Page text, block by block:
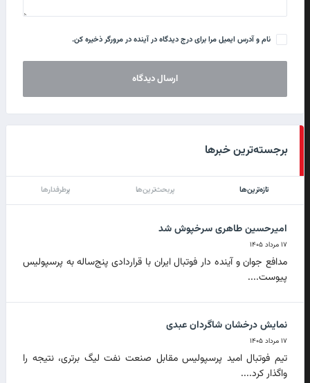
نام و آدرس ایمیل مرا برای درج دیدگاه در آینده در مرورگر ذخیره کن.
برجسته‌ترین خبرها
تازه‌ترین‌ها پربحث‌ترین‌ها پرطرفدارها
امیرحسین طاهری سرخپوش شد
۱۷ مرداد ۱۴۰۵
مدافع جوان و آینده دار فوتبال ایران با قراردادی پنج‌ساله به پرسپولیس
پیوست....
نمایش درخشان شاگردان عبدی
۱۷ مرداد ۱۴۰۵
تیم فوتبال امید پرسپولیس مقابل صنعت نفت لیگ برتری، نتیجه را
واگذار کرد....